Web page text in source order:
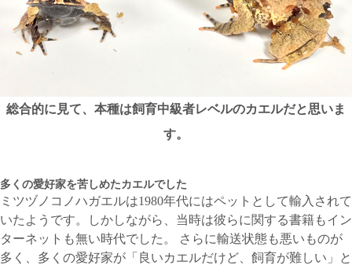
総合的に見て、本種は飼育中級者レベルのカエルだと思いま
す。
多くの愛好家を苦しめたカエルでした
ミツヅノコノハガエルは1980年代にはペットとして輸入されて
いたようです。しかしながら、当時は彼らに関する書籍もイン
ターネットも無い時代でした。 さらに輸送状態も悪いものが
多く、多くの愛好家が「良いカエルだけど、飼育が難しい」と